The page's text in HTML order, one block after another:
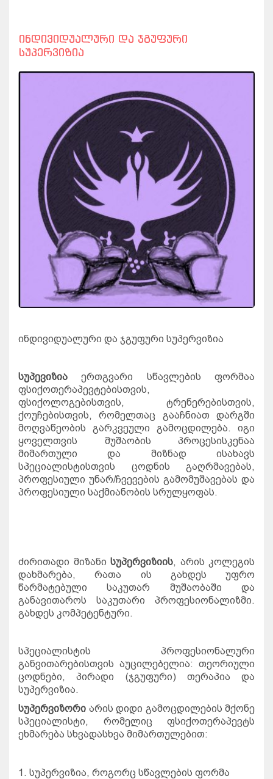
ინდივიდუალური და ჯგუფური
სუპერვიზია
ინდივიდუალური და ჯგუფური სუპერვიზია
სუპევიზია ერთგვარი სწავლების
ფორმაა
ფსიქოთერაპევტებისთვის,
ფსიქოლოგებისთვის, ტრენერებისთვის,
ქოუჩებისთვის, რომელთაც გააჩნიათ
დარგში
მოღვაწეობის
გარკვეული გამოცდილება.
იგი
ყოველთვის
მუშაობის
პროცესისკენაა
მიმართული
და მიზნად
ისახავს
სპეციალისტისთვის
ცოდნის გაღრმავებას,
პროფესიული უნარ/ჩვევების გამომუშავებას და
პროფესიული საქმიანობის სრულყოფას.
ძირითადი მიზანი სუპერვიზიის, არის კოლეგის
დახმარება, რათა ის გახდეს
უფრო
წარმატებული
საკუთარ მუშაობაში
და
განავითაროს
საკუთარი პროფესიონალიზმი.
გახდეს კომპეტენტური.
სპეციალისტის
პროფესიონალური
განვითარებისთვის აუცილებელია: თეორიული
ცოდნები, პირადი (ჯგუფური) თერაპია
და
სუპერვიზია.
სუპერვიზორი არის დიდი გამოცდილების მქონე
სპეციალისტი, რომელიც
ფსიქოთერაპევტს
ეხმარება სხვადასხვა მიმართულებით:
1. სუპერვიზია, როგორც სწავლების ფორმა